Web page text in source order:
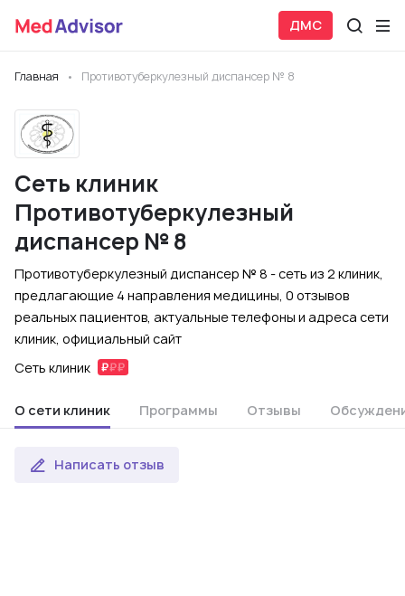
ДМС
Главная Противотуберкулезный диспансер № 8
Сеть клиник
Противотуберкулезный
диспансер № 8
Противотуберкулезный диспансер № 8 - сеть из 2 клиник,
предлагающие 4 направления медицины, 0 отзывов
реальных пациентов, актуальные телефоны и адреса сети
клиник, официальный сайт
Сеть клиник
О сети клиник Программы Отзывы
Написать отзыв